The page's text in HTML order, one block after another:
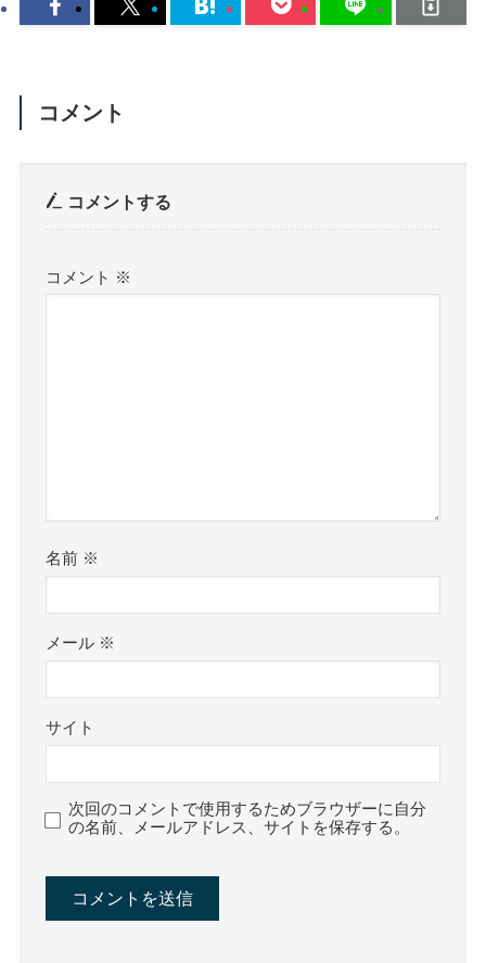
コメント
コメントする
コメント ※
名前 ※
メール ※
サイト
次回のコメントで使用するためブラウザーに自分
の名前、メールアドレス、サイトを保存する。